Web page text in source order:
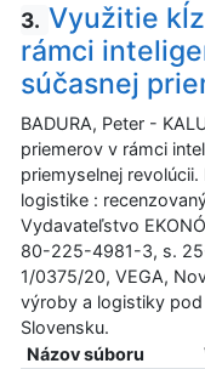
3. Využitie
rámci
súčasnej
BADURA, Peter -
priemerov v rámci
priemyselnej
logistike :
Vydavateľstvo
80-225-4981-3, s.
1/0375/20, VEGA,
výroby a logistiky
Slovensku.
Názov súboru